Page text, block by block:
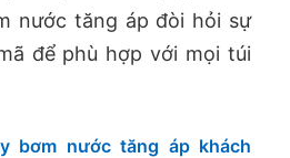
nước tăng áp đòi hỏi sự
để phù hợp với mọi túi
bơm nước tăng áp khách